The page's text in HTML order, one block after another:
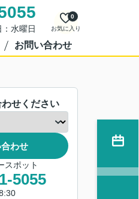
水曜日 お気に入り
0
お問い合わせ
せください
わせ
スポット
5055